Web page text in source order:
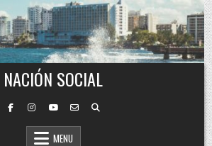
NACIÓN SOCIAL
MENU